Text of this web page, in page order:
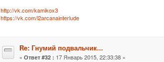
http://vk.com/kamikox3
https://vk.com/l2arcanainterlude
Re: Гнумий подвальчик...
« Ответ #32 : 17 Январь 2015, 22:33:38 »